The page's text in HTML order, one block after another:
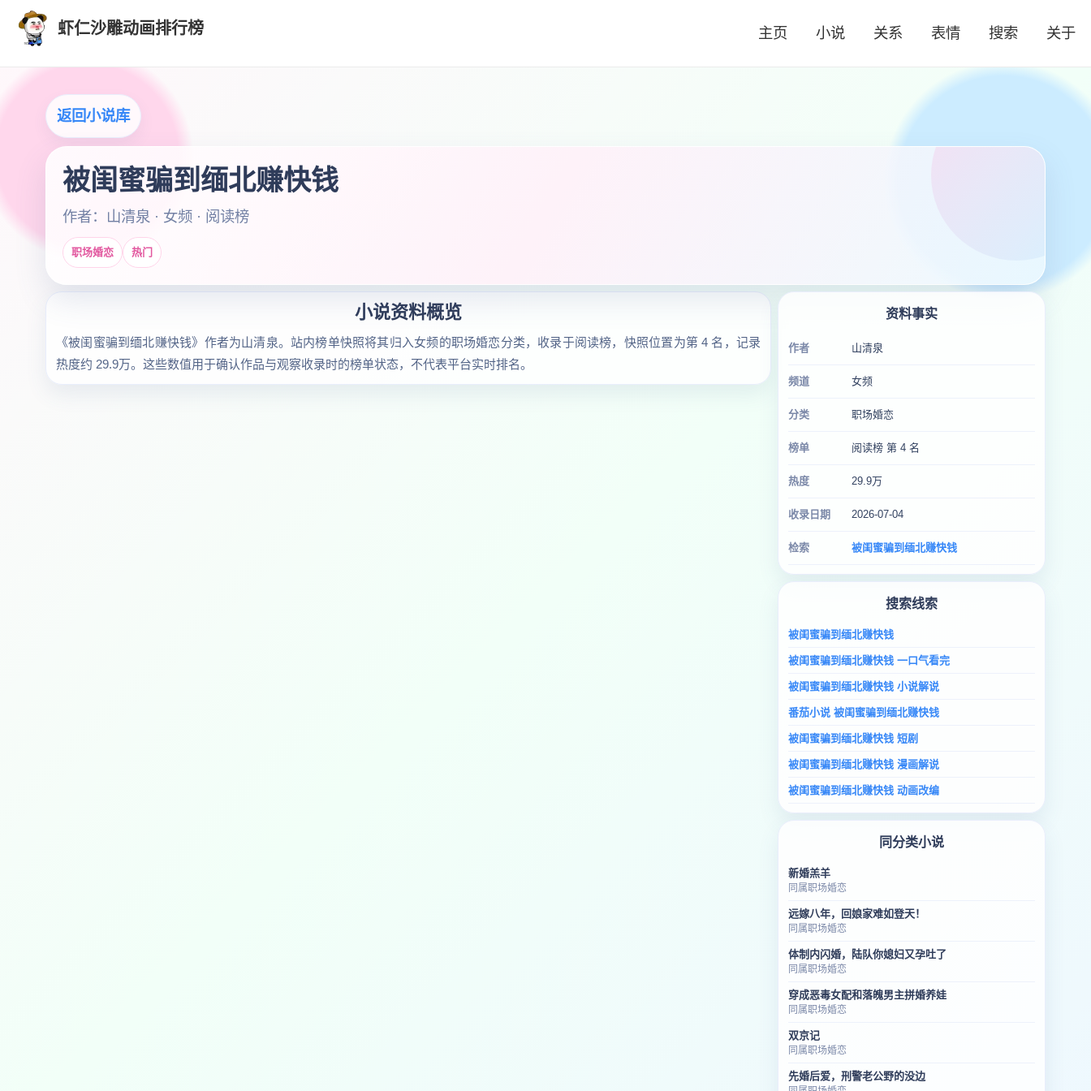
虾仁沙雕动画排行榜 主页 小说 关系 表情 搜索 关于
返回小说库
被闺蜜骗到缅北赚快钱
作者：山清泉 · 女频 · 阅读榜
职场婚恋 热门
小说资料概览
《被闺蜜骗到缅北赚快钱》作者为山清泉。站内榜单快照将其归入女频的职场婚恋分类，收录于阅读榜，快照位置为第 4 名，记录
热度约 29.9万。这些数值用于确认作品与观察收录时的榜单状态，不代表平台实时排名。
资料事实
作者 山清泉
频道 女频
分类 职场婚恋
榜单 阅读榜 第 4 名
热度 29.9万
收录日期 2026-07-04
检索 被闺蜜骗到缅北赚快钱
搜索线索
被闺蜜骗到缅北赚快钱
被闺蜜骗到缅北赚快钱 一口气看完
被闺蜜骗到缅北赚快钱 小说解说
番茄小说 被闺蜜骗到缅北赚快钱
被闺蜜骗到缅北赚快钱 短剧
被闺蜜骗到缅北赚快钱 漫画解说
被闺蜜骗到缅北赚快钱 动画改编
同分类小说
新婚羔羊
同属职场婚恋
远嫁八年，回娘家难如登天！
同属职场婚恋
体制内闪婚，陆队你媳妇又孕吐了
同属职场婚恋
穿成恶毒女配和落魄男主拼婚养娃
同属职场婚恋
双京记
同属职场婚恋
先婚后爱，刑警老公野的没边